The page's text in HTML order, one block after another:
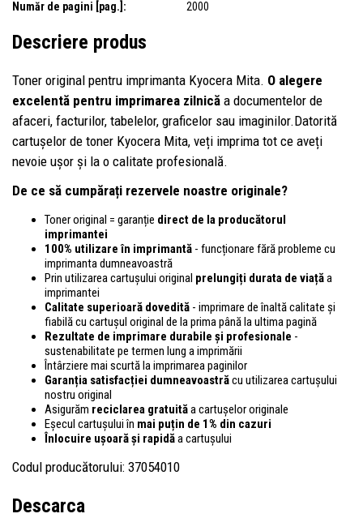
Număr de pagini [pag.]: 2000
Descriere produs
Toner original pentru imprimanta Kyocera Mita. O alegere
excelentă pentru imprimarea zilnică a documentelor de
afaceri, facturilor, tabelelor, graficelor sau imaginilor.Datorită
cartușelor de toner Kyocera Mita, veți imprima tot ce aveți
nevoie ușor și la o calitate profesională.
De ce să cumpărați rezervele noastre originale?
Toner original = garanție direct de la producătorul
imprimantei
100% utilizare în imprimantă - funcționare fără probleme cu
imprimanta dumneavoastră
Prin utilizarea cartușului original prelungiți durata de viațăa
imprimantei
Calitate superioară dovedită - imprimare de înaltă calitate și
fiabilă cu cartușul original de la prima până la ultima pagină
Rezultate de imprimare durabile și profesionale -
sustenabilitate pe termen lung a imprimării
Întârziere mai scurtă la imprimarea paginilor
Garanția satisfacției dumneavoastrăcu utilizarea cartușului
nostru original
Asigurăm reciclarea gratuităa cartușelor originale
Eșecul cartușului în mai puțin de 1% din cazuri
Înlocuire ușoară și rapidăa cartușului
Codul producătorului: 37054010
Descarca